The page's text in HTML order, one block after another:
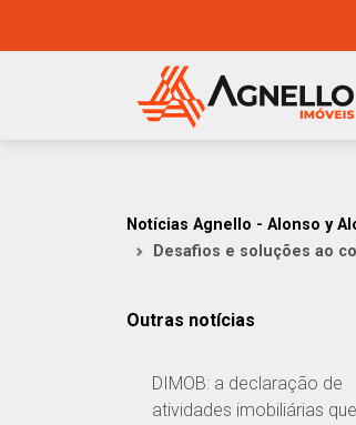
Notícias Agnello - Alonso y
Desafios e soluções ao
Outras notícias
DIMOB: a declaração de
atividades imobiliárias que